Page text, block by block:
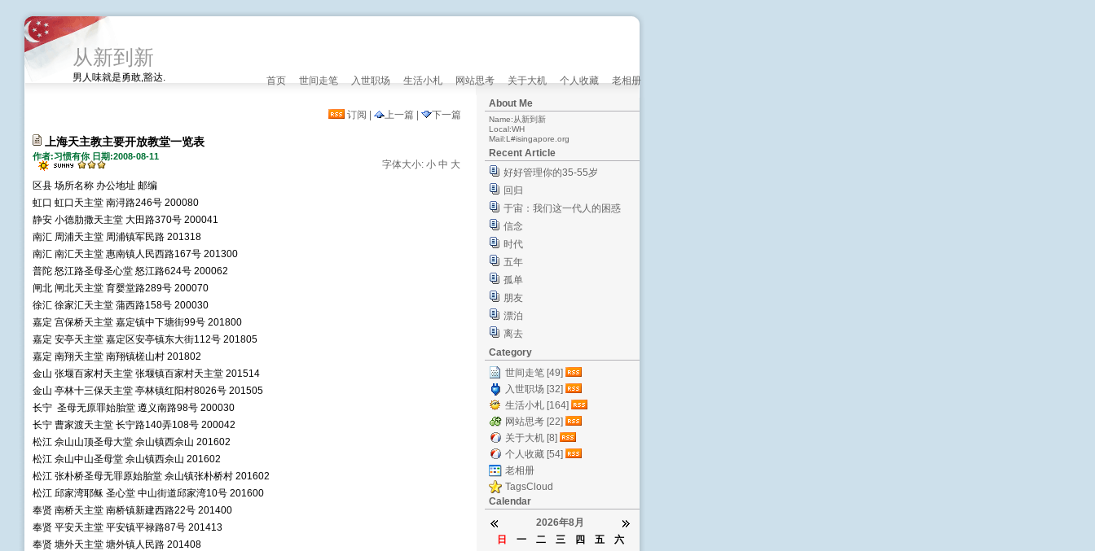
从新到新
男人味就是勇敢,豁达. 首页 世间走笔 入世职场 生活小札 网站思考 关于大机 个人收藏 老相册
订阅 上一篇 下一篇
上海天主教主要开放教堂一览表
作者:习惯有你 日期:2008-08-11
字体大小: 小 中 大
区县 场所名称 办公地址 邮编
虹口 虹口天主堂 南浔路246号 200080
静安 小德肋撒天主堂 大田路370号 200041
南汇 周浦天主堂 周浦镇军民路 201318
南汇 南汇天主堂 惠南镇人民西路167号 201300
普陀 怒江路圣母圣心堂 怒江路624号 200062
闸北 闸北天主堂 育婴堂路289号 200070
徐汇 徐家汇天主堂 蒲西路158号 200030
嘉定 宫保桥天主堂 嘉定镇中下塘街99号 201800
嘉定 安亭天主堂 嘉定区安亭镇东大街112号 201805
嘉定 南翔天主堂 南翔镇槎山村 201802
金山 张堰百家村天主堂 张堰镇百家村天主堂 201514
金山 亭林十三保天主堂 亭林镇红阳村8026号 201505
长宁 圣母无原罪始胎堂 遵义南路98号 200030
长宁 曹家渡天主堂 长宁路140弄108号 200042
松江 佘山山顶圣母大堂 佘山镇西佘山 201602
松江 佘山中山圣母堂 佘山镇西佘山 201602
松江 张朴桥圣母无罪原始胎堂 佘山镇张朴桥村 201602
松江 邱家湾耶稣 圣心堂 中山街道邱家湾10号 201600
奉贤 南桥天主堂 南桥镇新建西路22号 201400
奉贤 平安天主堂 平安镇平禄路87号 201413
奉贤 塘外天主堂 塘外镇人民路 201408
About Me
Name:从新到新
Local:WH
Mail:L#isingapore.org
Recent Article
好好管理你的35-55岁
回归
于宙：我们这一代人的困惑
信念
时代
五年
孤单
朋友
漂泊
离去
Category
世间走笔 [49]
入世职场 [32]
生活小札 [164]
网站思考 [22]
关于大机 [8]
个人收藏 [54]
老相册
TagsCloud
Calendar
2026年8月
日
一 二 三 四 五 六